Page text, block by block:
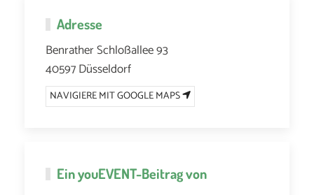
Adresse
Benrather Schloßallee 93
40597 Düsseldorf
NAVIGIERE MIT GOOGLE MAPS
EinyouEVENT-Beitrag von